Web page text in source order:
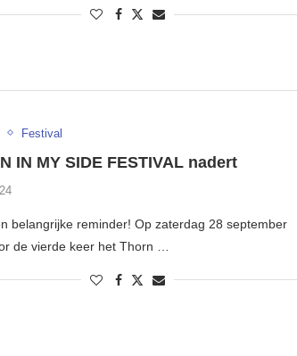
Festival
IN MY SIDE FESTIVAL nadert
belangrijke reminder! Op zaterdag 28 september
de vierde keer het Thorn …